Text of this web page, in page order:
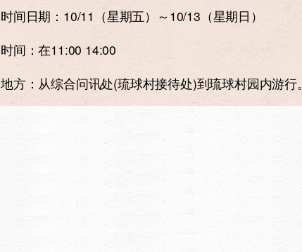
时间日期：10/11（星期五）～10/13（星期日）
时间：在11:00 14:00
地方：从综合问讯处(琉球村接待处)到琉球村园内游行。